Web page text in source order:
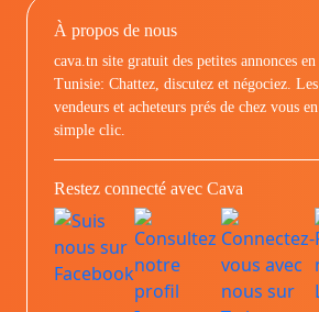
À propos de nous
cava.tn site gratuit des petites annonces en
Tunisie: Chattez, discutez et négociez. Les
vendeurs et acheteurs prés de chez vous en
simple clic.
Restez connecté avec Cava